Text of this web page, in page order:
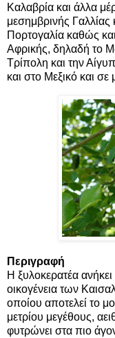
Καλαβρία και άλλα
μεσημβρινής Γαλλίας
Πορτογαλία καθώς
Αφρικής, δηλαδή το
Τρίπολη και την
και στο Μεξικό και σε
Περιγραφή
Η ξυλοκερατέα
οικογένεια των
οποίου αποτελεί το
μετρίου μεγέθους,
φυτρώνει στα πιο